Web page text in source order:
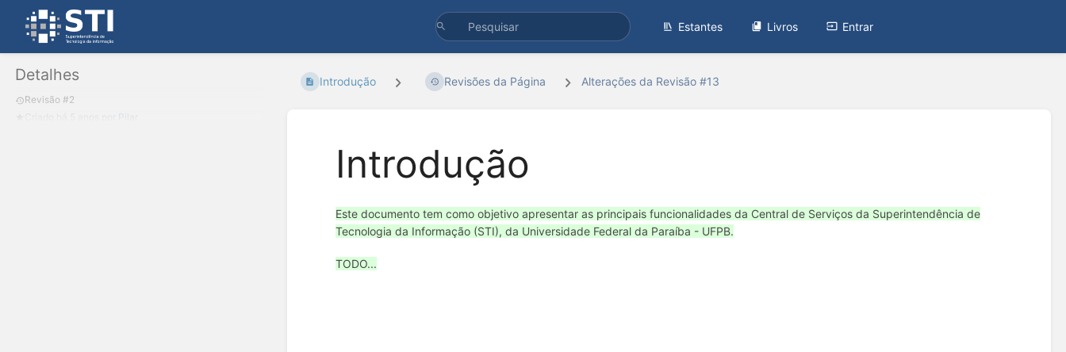
Estantes Livros Entrar
Detalhes
Revisão #2
Pilar
Introdução Revisões da Página Alterações da Revisão #13
Introdução
Este documento tem como objetivo apresentar as principais funcionalidades da Central de Serviços da Superintendência de
Tecnologia da Informação (STI), da Universidade Federal da Paraíba - UFPB.
TODO...